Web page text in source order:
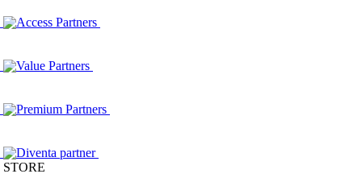
Access Partners
Value Partners
Premium Partners
Diventa partner
STORE